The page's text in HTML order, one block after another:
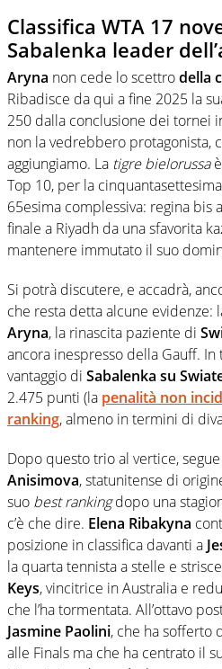
Classifica WTA 17
Sabalenka leader
Aryna non cede lo scettrodella
Ribadisce da qui a fine 2025 la
250 dalla conclusione dei tornei
non la vedrebbero protagonista,
aggiungiamo. La tigre bielorussaè
Top 10, per la
65esima complessiva: regina bis
finale a Riyadh da una sfavorita
mantenere immutato il suo
Si potrà discutere, e accadrà,
che resta detta alcune evidenze:
Aryna, la rinascita paziente di
ancora inespresso della Gauff.
vantaggio di Sabalenka su
2.475 punti (la penalità non
ranking, almeno in termini di
Dopo questo trio al vertice,
Anisimova, statunitense di
suo best rankingdopo una
c’è che dire. Elena Ribakyna
posizione in classifica davanti a
la quarta tennista a stelle e
Keys, vincitrice in Australia e
che l’ha tormentata. All’ottavo
Jasmine Paolini, che ha sofferto
alle Finals ma che ha centrato il